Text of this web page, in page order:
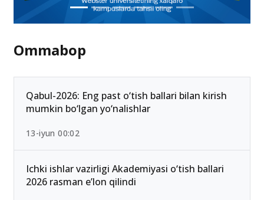
Ommabop
Qabul-2026: Eng past o‘tish ballari bilan kirish
mumkin bo‘lgan yo‘nalishlar
13-iyun 00:02
Ichki ishlar vazirligi Akademiyasi o‘tish ballari
2026 rasman e’lon qilindi